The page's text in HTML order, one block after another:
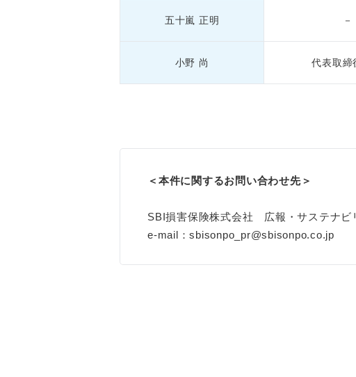
五十嵐 正明 －
小野 尚 代表取締
＜本件に関するお問い合わせ先＞
SBI損害保険株式会社 広報・サステナビ
e-mail：sbisonpo_pr@sbisonpo.co.jp